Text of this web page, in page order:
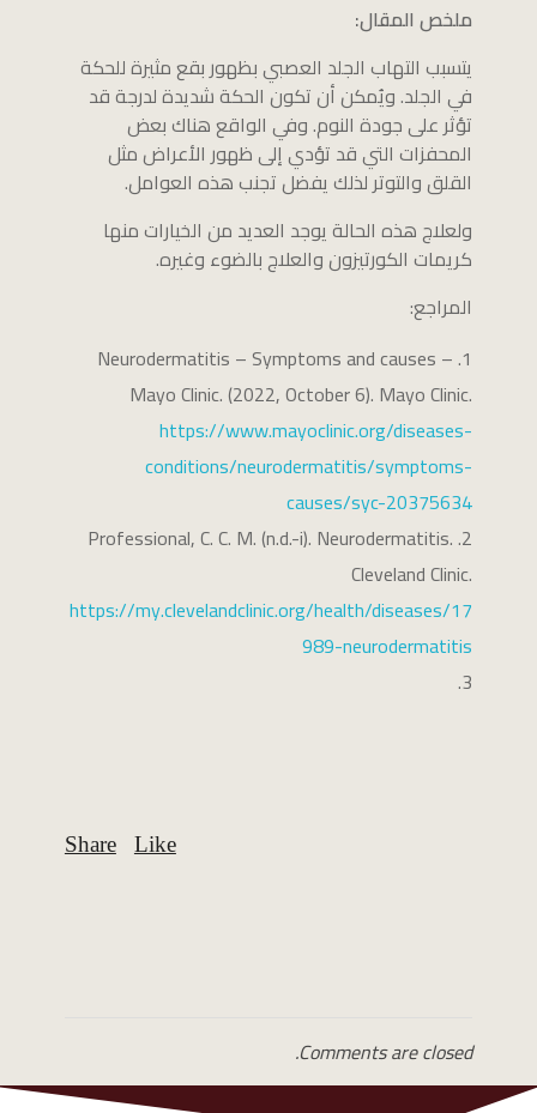
ملخص المقال:
يتسبب التهاب الجلد العصبي بظهور بقع مثيرة للحكة
في الجلد. ويُمكن أن تكون الحكة شديدة لدرجة قد
تؤثر على جودة النوم. وفي الواقع هناك بعض
المحفزات التي قد تؤدي إلى ظهور الأعراض مثل
القلق والتوتر لذلك يفضل تجنب هذه العوامل.
ولعلاج هذه الحالة يوجد العديد من الخيارات منها
كريمات الكورتيزون والعلاج بالضوء وغيره.
المراجع:
Neurodermatitis – Symptoms and causes –
Mayo Clinic. (2022, October 6). Mayo Clinic.
https://www.mayoclinic.org/diseases-
conditions/neurodermatitis/symptoms-
causes/syc-20375634
Professional, C. C. M. (n.d.-i). Neurodermatitis.
Cleveland Clinic.
https://my.clevelandclinic.org/health/diseases/17
989-neurodermatitis
Comments are closed.